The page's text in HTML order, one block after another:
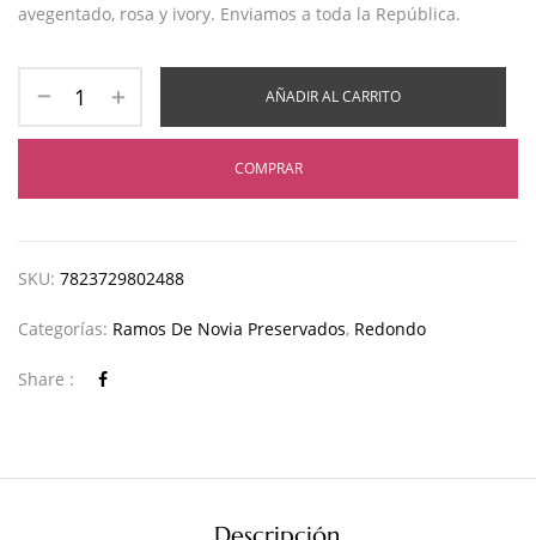
avegentado, rosa y ivory. Enviamos a toda la República.
AÑADIR AL CARRITO
COMPRAR
SKU: 7823729802488
Categorías: Ramos De Novia Preservados, Redondo
Share :